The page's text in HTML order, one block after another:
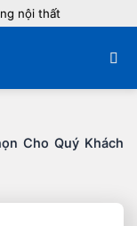
nội thất
Cho Quý Khách